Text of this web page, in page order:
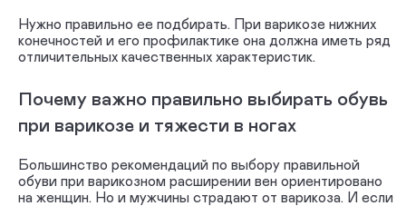
Нужно правильно ее подбирать. При варикозе нижних
конечностей и его профилактике она должна иметь ряд
отличительных качественных характеристик.
Почему важно правильно выбирать обувь
при варикозе и тяжести в ногах
Большинство рекомендаций по выбору правильной
обуви при варикозном расширении вен ориентировано
на женщин. Но и мужчины страдают от варикоза. И если